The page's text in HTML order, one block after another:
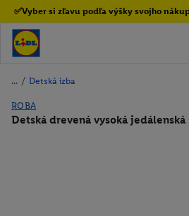
✅Vyber si zľavu podľa výšky svojho
/ Detská izba
ROBA
Detská drevená vysoká